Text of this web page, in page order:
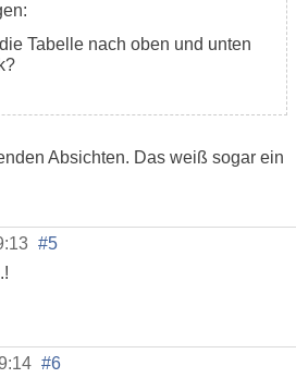
Tabelle nach oben und unten
Absichten. Das weiß sogar ein
#5
#6